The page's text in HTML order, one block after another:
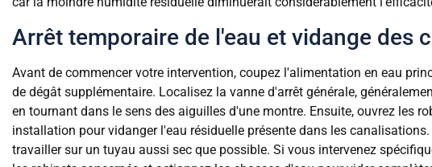
Arrêt temporaire de l'eau et vidange des
Avant de commencer votre intervention, coupez l'alimentation en eau
de dégât supplémentaire. Localisez la vanne d'arrêt générale,
en tournant dans le sens des aiguilles d'une montre. Ensuite, ouvrez les
installation pour vidanger l'eau résiduelle présente dans les
travailler sur un tuyau aussi sec que possible. Si vous intervenez